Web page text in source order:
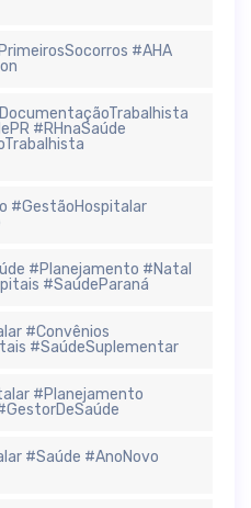
#AHA
#RHnaSaúde
#GestãoHospitalar
#Planejamento #Natal
#SaúdeParaná
#Convênios
#SaúdeSuplementar
#Planejamento
#Saúde #AnoNovo